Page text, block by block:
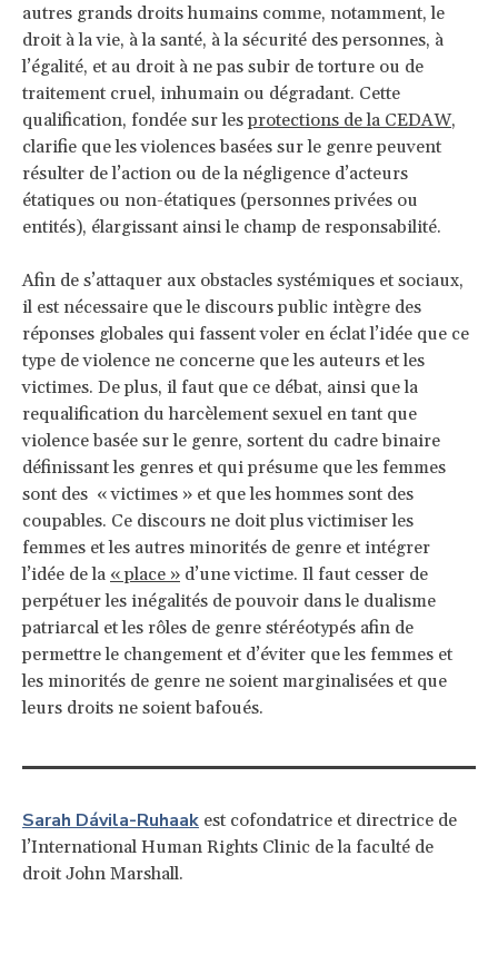
autres grands droits humains comme, notamment, le
droit à la vie, à la santé, à la sécurité des personnes, à
l’égalité, et au droit à ne pas subir de torture ou de
traitement cruel, inhumain ou dégradant. Cette
qualification, fondée sur lesprotections de la CEDAW,
clarifie que les violences basées sur le genre peuvent
résulter de l’action ou de la négligence d’acteurs
étatiques ou non-étatiques (personnes privées ou
entités), élargissant ainsi le champ de responsabilité.
Afin de s’attaquer aux obstacles systémiques et sociaux,
il est nécessaire que le discours public intègre des
réponses globales qui fassent voler en éclat l’idée que ce
type de violence ne concerne que les auteurs et les
victimes. De plus, il faut que ce débat, ainsi que la
requalification du harcèlement sexuel en tant que
violence basée sur le genre, sortent du cadre binaire
définissant les genres et qui présume que les femmes
sont des « victimes » et que les hommes sont des
coupables. Ce discours ne doit plus victimiser les
femmes et les autres minorités de genre et intégrer
l’idée de la « place » d’une victime. Il faut cesser de
perpétuer les inégalités de pouvoir dans le dualisme
patriarcal et les rôles de genre stéréotypés afin de
permettre le changement et d’éviter que les femmes et
les minorités de genre ne soient marginalisées et que
leurs droits ne soient bafoués.
Sarah Dávila-Ruhaak est cofondatrice et directrice de
l’International Human Rights Clinic de la faculté de
droit John Marshall.